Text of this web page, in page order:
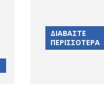
ΔΙΑΒΑΣΤΕ
ΠΕΡΙΣΣΟΤΕΡΑ